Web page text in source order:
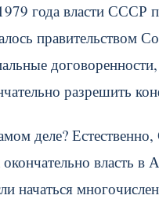
года власти СССР
разрешить
деле?
власть в
начаться